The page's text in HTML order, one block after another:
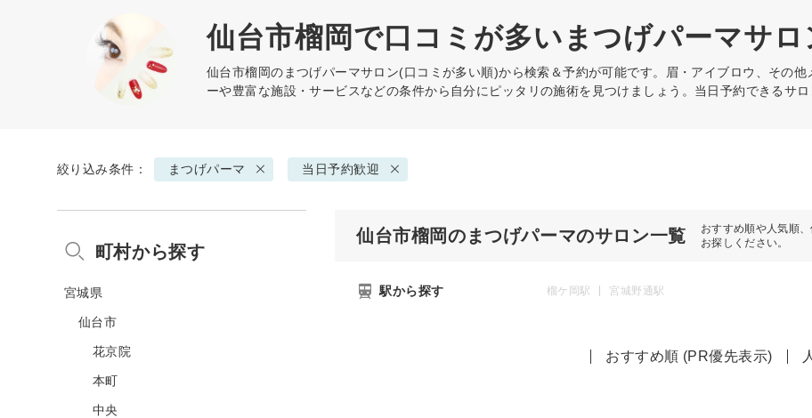
仙台市榴岡で口コミが多いまつげパーマサ
仙台市榴岡の まつげパーマサロン(口コミが多い順)から検索＆予約が可能です。眉・アイブロウ、その
ーや豊富な施設・サービスなどの条件から自分にピッタリの施術を見つけましょう。当日予約できるサロ
絞り込み条件： まつげパーマ 当日予約歓迎
仙台市榴岡のまつげパーマのサロン一覧
おすすめ順や人気順
お探しください。
駅から探す 榴ケ岡駅 宮城野通駅
おすすめ順 (PR優先表示)
町村から探す
宮城県
仙台市
花京院
本町
中央